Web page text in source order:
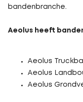
bandenbranche.
Aeolus heeft
Aeolus
Aeolus
Aeolus